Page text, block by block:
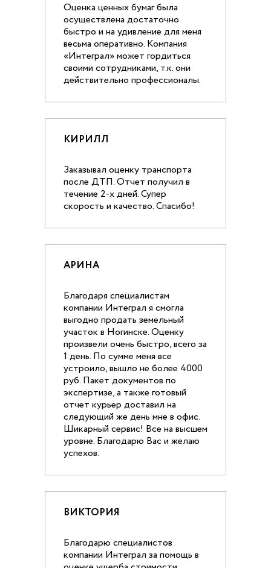
Оценка ценных бумаг была
осуществлена достаточно
быстро и на удивление для меня
весьма оперативно. Компания
«Интеграл» может гордиться
своими сотрудниками, т.к. они
действительно профессионалы.
КИРИЛЛ
Заказывал оценку транспорта
после ДТП. Отчет получил в
течение 2-х дней. Супер
скорость и качество. Спасибо!
АРИНА
Благодаря специалистам
компании Интеграл я смогла
выгодно продать земельный
участок в Ногинске. Оценку
произвели очень быстро, всего за
1 день. По сумме меня все
устроило, вышло не более 4000
руб. Пакет документов по
экспертизе, а также готовый
отчет курьер доставил на
следующий же день мне в офис.
Шикарный сервис! Все на высшем
уровне. Благодарю Вас и желаю
успехов.
ВИКТОРИЯ
Благодарю специалистов
компании Интеграл за помощь в